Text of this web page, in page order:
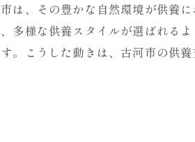
する供養のスタイル
代的お墓デザイン
効率的な供養方法
、その豊かな自然環境が供養
多様な供養スタイルが選ばれる
。こうした動きは、古河市の供